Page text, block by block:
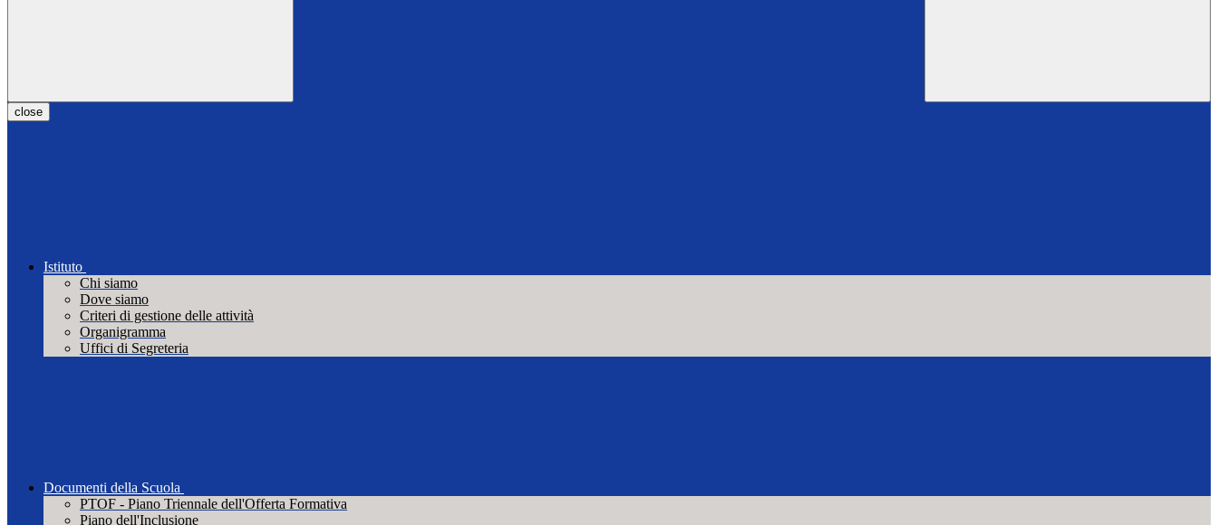
close
Istituto
Chi siamo
Dove siamo
Criteri di gestione delle attività
Organigramma
Uffici di Segreteria
Documenti della Scuola
PTOF - Piano Triennale dell'Offerta Formativa
Piano dell'Inclusione